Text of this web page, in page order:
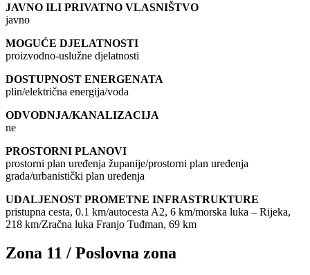
JAVNO ILI PRIVATNO VLASNIŠTVO
javno
MOGUĆE DJELATNOSTI
proizvodno-uslužne djelatnosti
DOSTUPNOST ENERGENATA
plin/električna energija/voda
ODVODNJA/KANALIZACIJA
ne
PROSTORNI PLANOVI
prostorni plan uređenja županije/prostorni plan uređenja
grada/urbanistički plan uređenja
UDALJENOST PROMETNE INFRASTRUKTURE
pristupna cesta, 0.1 km/autocesta A2, 6 km/morska luka – Rijeka,
218 km/Zračna luka Franjo Tuđman, 69 km
Zona 11 / Poslovna zona